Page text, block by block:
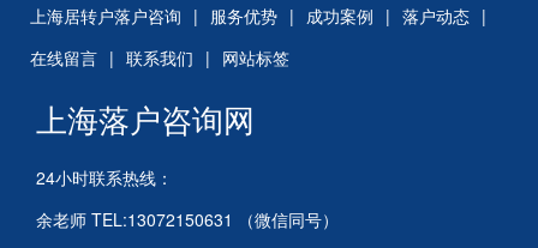
上海居转户落户咨询 | 服务优势 | 成功案例 | 落户动态 |
在线留言 | 联系我们 | 网站标签
上海落户咨询网
24小时联系热线：
余老师 TEL:13072150631 （微信同号）